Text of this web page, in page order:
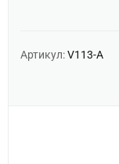
Артикул:V113-A